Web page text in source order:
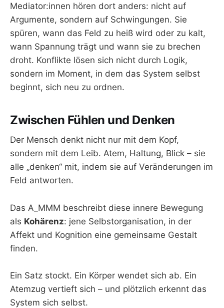
Mediator:innen hören dort anders: nicht auf
Argumente, sondern auf Schwingungen. Sie
spüren, wann das Feld zu heiß wird oder zu kalt,
wann Spannung trägt und wann sie zu brechen
droht. Konflikte lösen sich nicht durch Logik,
sondern im Moment, in dem das System selbst
beginnt, sich neu zu ordnen.
Zwischen Fühlen und Denken
Der Mensch denkt nicht nur mit dem Kopf,
sondern mit dem Leib. Atem, Haltung, Blick – sie
alle „denken“ mit, indem sie auf Veränderungen im
Feld antworten.
Das A_MMM beschreibt diese innere Bewegung
als Kohärenz: jene Selbstorganisation, in der
Affekt und Kognition eine gemeinsame Gestalt
finden.
Ein Satz stockt. Ein Körper wendet sich ab. Ein
Atemzug vertieft sich – und plötzlich erkennt das
System sich selbst.